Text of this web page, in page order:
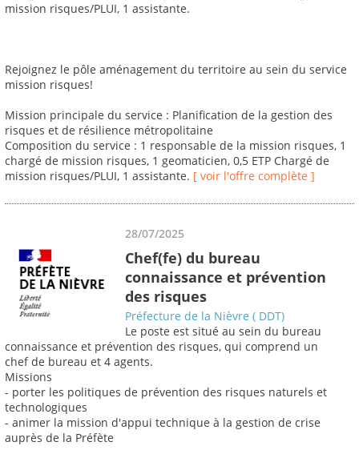
mission risques/PLUI, 1 assistante.
Rejoignez le pôle aménagement du territoire au sein du service
mission risques!
Mission principale du service : Planification de la gestion des
risques et de résilience métropolitaine
Composition du service : 1 responsable de la mission risques, 1
chargé de mission risques, 1 geomaticien, 0,5 ETP Chargé de
mission risques/PLUI, 1 assistante. [ voir l'offre complète ]
28/07/2025
Chef(fe) du bureau
connaissance et prévention
des risques
Préfecture de la Nièvre ( DDT)
Le poste est situé au sein du bureau
connaissance et prévention des risques, qui comprend un
chef de bureau et 4 agents.
Missions
- porter les politiques de prévention des risques naturels et
technologiques
- animer la mission d'appui technique à la gestion de crise
auprès de la Préfète